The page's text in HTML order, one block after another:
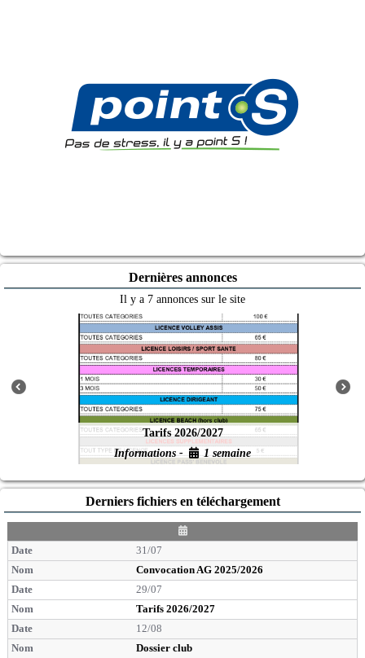
Dernières annonces
Il y a 7 annonces sur le site
Tarifs 2026/2027
1 semaine
Derniers fichiers en téléchargement
D
a
e
31/07
Convocation AG 2025/2026
29/07
Tarifs 2026/2027
12/08
Dossier club